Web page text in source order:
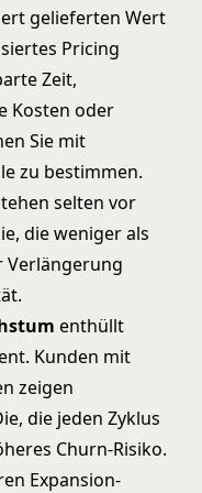
gelieferten Wert
Pricing
Zeit,
Kosten oder
Sie mit
zu bestimmen.
selten vor
die weniger als
Verlängerung
enthüllt
Kunden mit
zeigen
die jeden Zyklus
Churn-Risiko.
Expansion-